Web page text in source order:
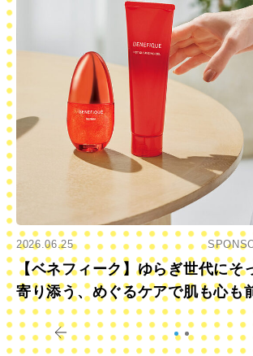
2026.06.25
【ベネフィーク】ゆらぎ世代にそ
寄り添う、めぐるケアで肌も心も
きに